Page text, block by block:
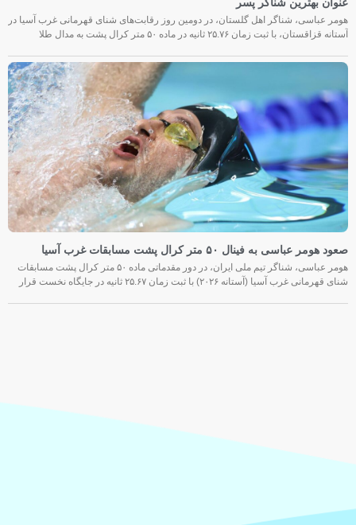
هومر عباسی، شناگر اهل گلستان، در دومین روز رقابت‌های شنای قهرمانی غرب آسیا در
آستانه قزاقستان، با ثبت زمان ۲۵.۷۶ ثانیه در ماده ۵۰ متر کرال پشت به مدال طلا
صعود هومر عباسی به فینال ۵۰ متر کرال پشت مسابقات غرب آسیا
هومر عباسی، شناگر تیم ملی ایران، در دور مقدماتی ماده ۵۰ متر کرال پشت مسابقات
شنای قهرمانی غرب آسیا (آستانه ۲۰۲۶) با ثبت زمان ۲۵.۶۷ ثانیه در جایگاه نخست قرار